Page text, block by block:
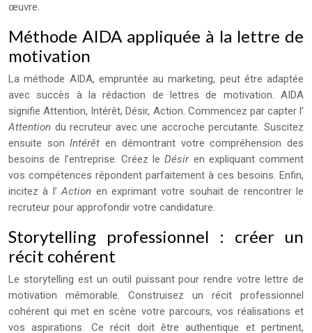
œuvre.
Méthode AIDA appliquée à la lettre de
motivation
La méthode AIDA, empruntée au marketing, peut être adaptée
avec succès à la rédaction de lettres de motivation. AIDA
signifie Attention, Intérêt, Désir, Action. Commencez par capter l’
Attention du recruteur avec une accroche percutante. Suscitez
ensuite sonIntérêten démontrant votre compréhension des
besoins de l’entreprise. Créez leDésir en expliquant comment
vos compétences répondent parfaitement à ces besoins. Enfin,
incitez à l’Action en exprimant votre souhait de rencontrer le
recruteur pour approfondir votre candidature.
Storytelling professionnel : créer un
récit cohérent
Le storytelling est un outil puissant pour rendre votre lettre de
motivation mémorable. Construisez un récit professionnel
cohérent qui met en scène votre parcours, vos réalisations et
vos aspirations. Ce récit doit être authentique et pertinent,